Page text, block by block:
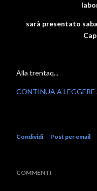
sarà presentato
Alla trentaq...
CONTINUA A LEGGERE
Condividi Post per email
COMMENTI